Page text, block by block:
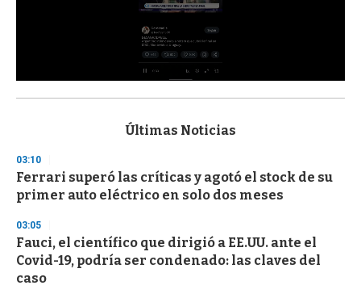
s
d
s
o
f
3
s
e
c
o
Últimas Noticias
03:10
Ferrari superó las críticas y agotó el stock de su
primer auto eléctrico en solo dos meses
03:05
Fauci, el científico que dirigió a EE.UU. ante el
Covid-19, podría ser condenado: las claves del
caso